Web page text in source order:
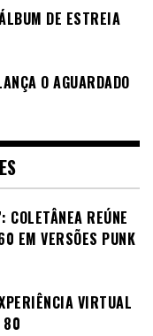
DE ESTREIA
O AGUARDADO
COLETÂNEA REÚNE
EM VERSÕES PUNK
VIRTUAL
80